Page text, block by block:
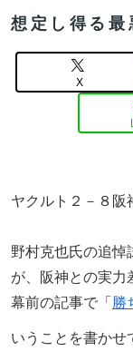
想定し得る最
X
ヤクルト２－８阪
野村克也氏の追悼
が、阪神との実力
幕前の記事で「 勝
いうことを書かせ